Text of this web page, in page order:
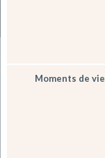
Moments de vie